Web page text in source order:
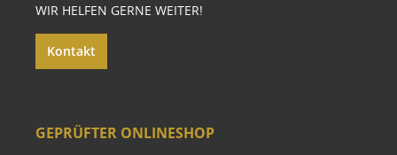
WIR HELFEN GERNE WEITER!
Kontakt
GEPRÜFTER ONLINESHOP